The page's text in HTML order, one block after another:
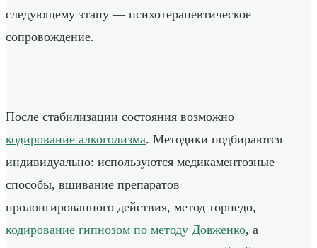
следующему этапу — психотерапевтическое
сопровождение.
После стабилизации состояния возможно
кодирование алкоголизма. Методики подбираются
индивидуально: используются медикаментозные
способы, вшивание препаратов
пролонгированного действия, метод торпедо,
кодирование гипнозом по методу Довженко, а